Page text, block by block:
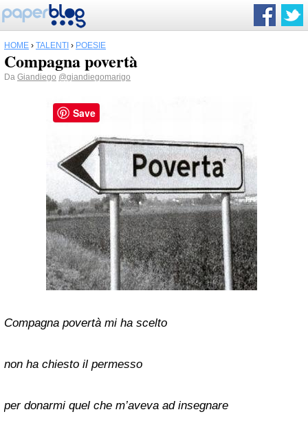
HOME › TALENTI › POESIE
Compagna povertà
Da Giandiego @giandiegomarigo
Compagna povertà mi ha scelto
non ha chiesto il permesso
per donarmi quel che m’aveva ad insegnare
Save